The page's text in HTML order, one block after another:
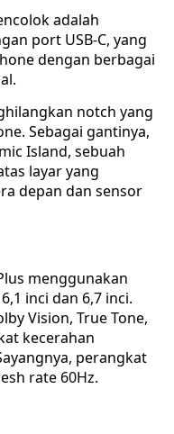
adalah
port USB-C, yang
dengan berbagai
notch yang
Sebagai gantinya,
Island, sebuah
layar yang
depan dan sensor
menggunakan
inci dan 6,7 inci.
Vision, True Tone,
kecerahan
perangkat
rate 60Hz.